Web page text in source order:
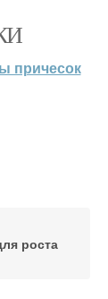
причесок
роста